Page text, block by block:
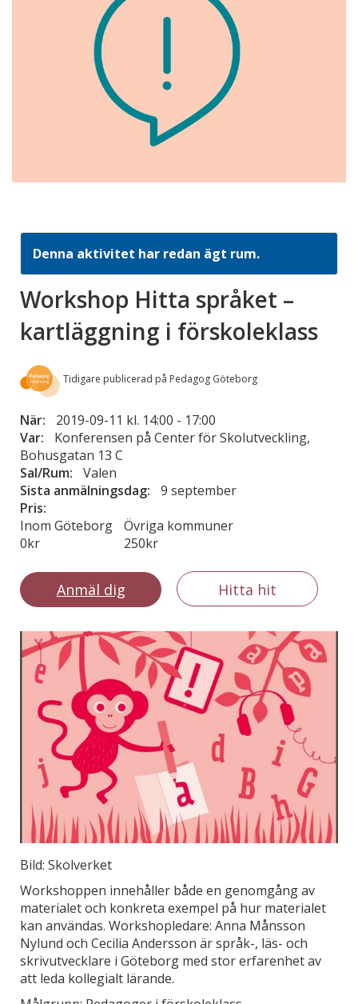
Denna aktivitet har redan ägt rum.
Workshop Hitta språket –
kartläggning i förskoleklass
Tidigare publicerad på Pedagog Göteborg
När: 2019-09-11 kl. 14:00 - 17:00
Var:
Konferensen på Center för Skolutveckling,
Bohusgatan 13 C
Sal/Rum:
Valen
Sista anmälningsdag:
9 september
Pris:
Inom Göteborg
0kr
Övriga kommuner
250kr
Anmäl dig Hitta hit
Bild: Skolverket
Workshoppen innehåller både en genomgång av
materialet och konkreta exempel på hur materialet
kan användas. Workshopledare: Anna Månsson
Nylund och Cecilia Andersson är språk-, läs- och
skrivutvecklare i Göteborg med stor erfarenhet av
att leda kollegialt lärande.